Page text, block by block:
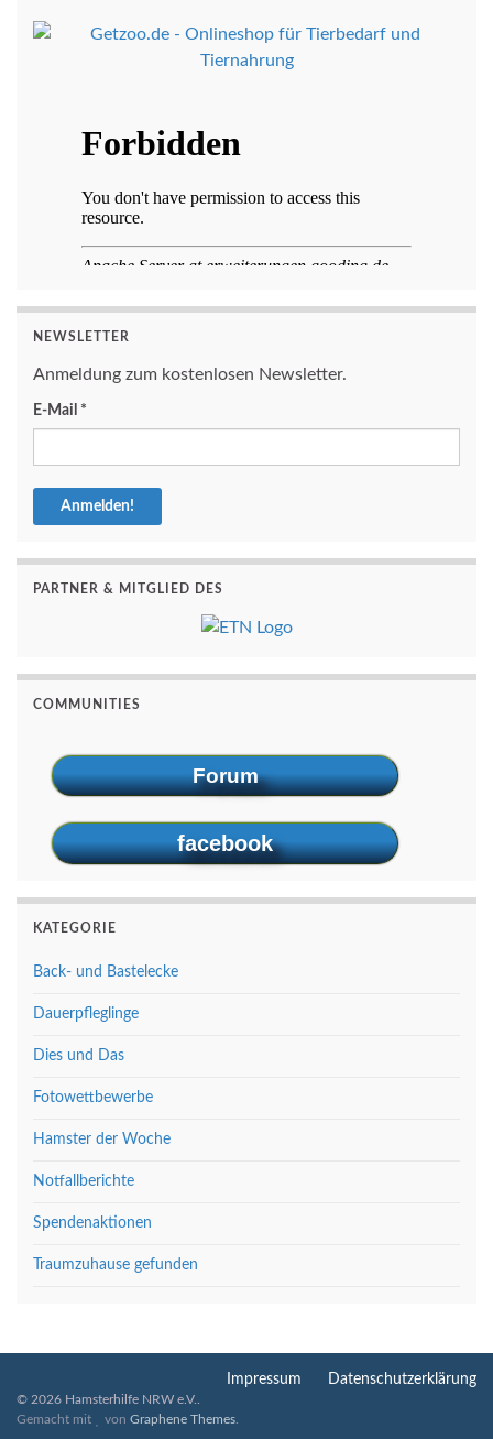
NEWSLETTER
Anmeldung zum kostenlosen Newsletter.
E-Mail *
PARTNER & MITGLIED DES
COMMUNITIES
Forum
facebook
KATEGORIE
Back- und Bastelecke
Dauerpfleglinge
Dies und Das
Fotowettbewerbe
Hamster der Woche
Notfallberichte
Spendenaktionen
Traumzuhause gefunden
Impressum Datenschutzerklärung
© 2026 Hamsterhilfe NRW e.V..
Gemacht mit
vonGraphene Themes